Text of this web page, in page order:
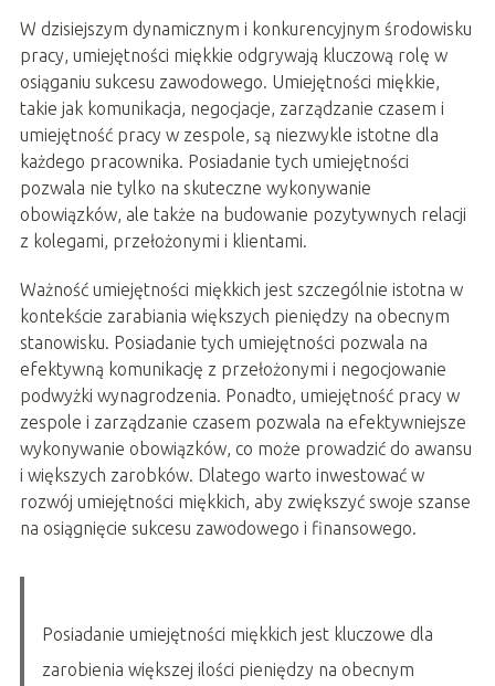
W dzisiejszym dynamicznym i konkurencyjnym środowisku
pracy, umiejętności miękkie odgrywają kluczową rolę w
osiąganiu sukcesu zawodowego. Umiejętności miękkie,
takie jak komunikacja, negocjacje, zarządzanie czasem i
umiejętność pracy w zespole, są niezwykle istotne dla
każdego pracownika. Posiadanie tych umiejętności
pozwala nie tylko na skuteczne wykonywanie
obowiązków, ale także na budowanie pozytywnych relacji
z kolegami, przełożonymi i klientami.
Ważność umiejętności miękkich jest szczególnie istotna w
kontekście zarabiania większych pieniędzy na obecnym
stanowisku. Posiadanie tych umiejętności pozwala na
efektywną komunikację z przełożonymi i negocjowanie
podwyżki wynagrodzenia. Ponadto, umiejętność pracy w
zespole i zarządzanie czasem pozwala na efektywniejsze
wykonywanie obowiązków, co może prowadzić do awansu
i większych zarobków. Dlatego warto inwestować w
rozwój umiejętności miękkich, aby zwiększyć swoje szanse
na osiągnięcie sukcesu zawodowego i finansowego.
Posiadanie umiejętności miękkich jest kluczowe dla
zarobienia większej ilości pieniędzy na obecnym